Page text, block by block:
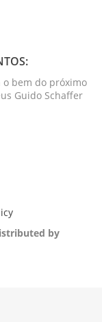
o bem do próximo
Guido Schaffer
by